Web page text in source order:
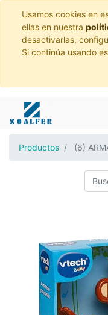
Usamos cookies en
ellas en nuestra
desactivarlas,
Si continúa usando
Productos (6)